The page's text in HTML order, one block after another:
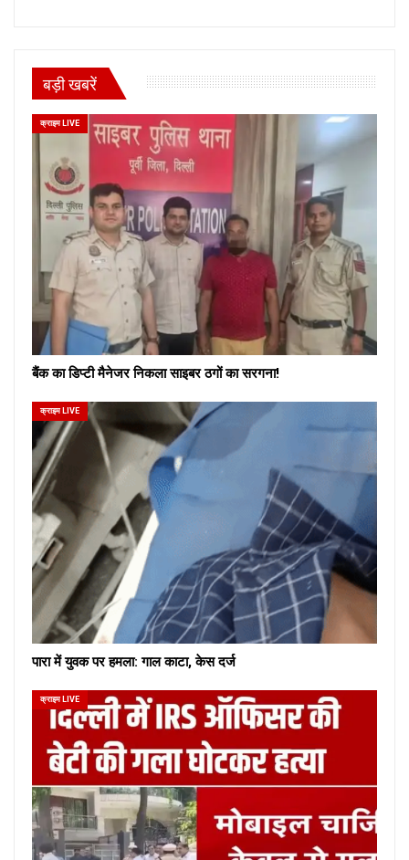
बड़ी खबरें
क्राइम LIVE
बैंक का डिप्टी मैनेजर निकला साइबर ठगों का सरगना!
क्राइम LIVE
पारा में युवक पर हमला: गाल काटा, केस दर्ज
क्राइम LIVE